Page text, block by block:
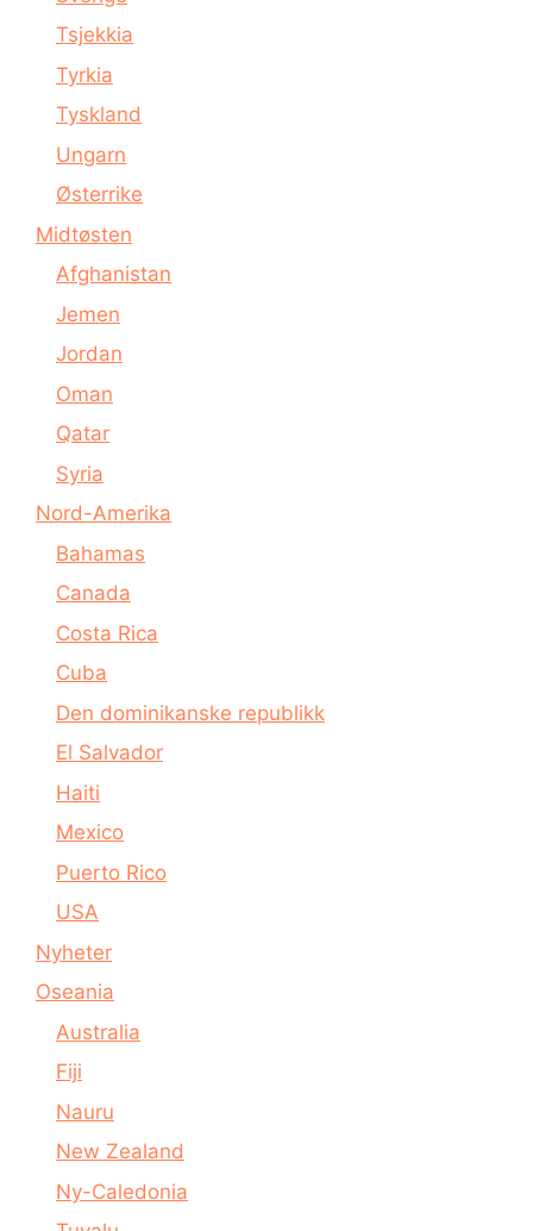
Tsjekkia
Tyrkia
Tyskland
Ungarn
Østerrike
Midtøsten
Afghanistan
Jemen
Jordan
Oman
Qatar
Syria
Nord-Amerika
Bahamas
Canada
Costa Rica
Cuba
Den dominikanske republikk
El Salvador
Haiti
Mexico
Puerto Rico
USA
Nyheter
Oseania
Australia
Fiji
Nauru
New Zealand
Ny-Caledonia